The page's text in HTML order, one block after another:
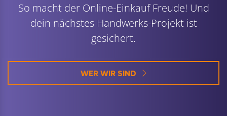
So macht der Online-Einkauf Freude! Und
dein nächstes Handwerks-Projekt ist
gesichert.
WER WIR SIND